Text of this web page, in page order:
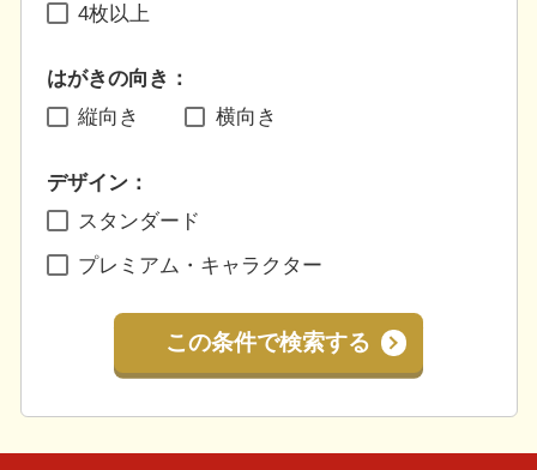
4枚以上
はがきの向き：
縦向き
横向き
デザイン：
スタンダード
プレミアム・キャラクター
この条件で検索する